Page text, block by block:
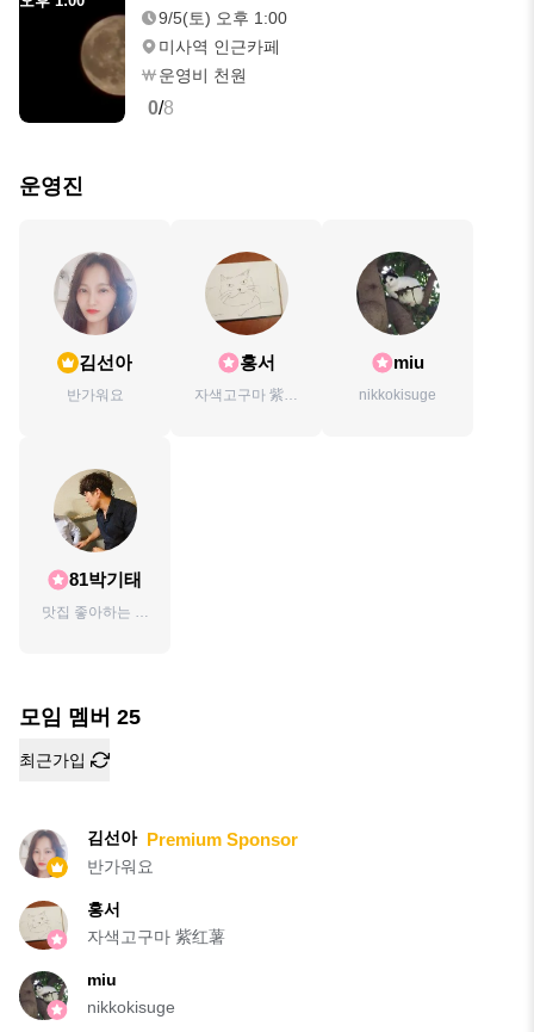
9/5(토) 오후 1:00
미사역 인근카페
운영비 천원
0/8
운영진
김선아
반가워요
홍서
자색고구마 紫红
miu
nikkokisuge
81박기태
맛집 좋아하는 집
모임 멤버 25
최근가입
김선아 Premium Sponsor
반가워요
홍서
자색고구마 紫红薯
miu
nikkokisuge